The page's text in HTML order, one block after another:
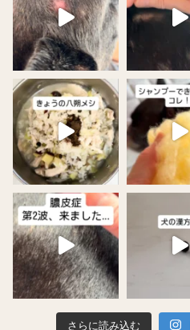
さらに読み込む